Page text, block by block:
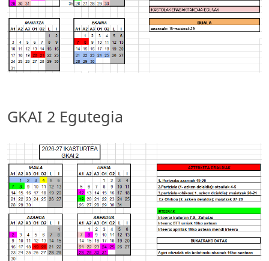
GKAI 2 Egutegia
Irudia